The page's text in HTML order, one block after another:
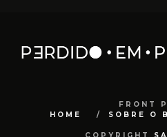
FRONT
HOME
SOBRE O